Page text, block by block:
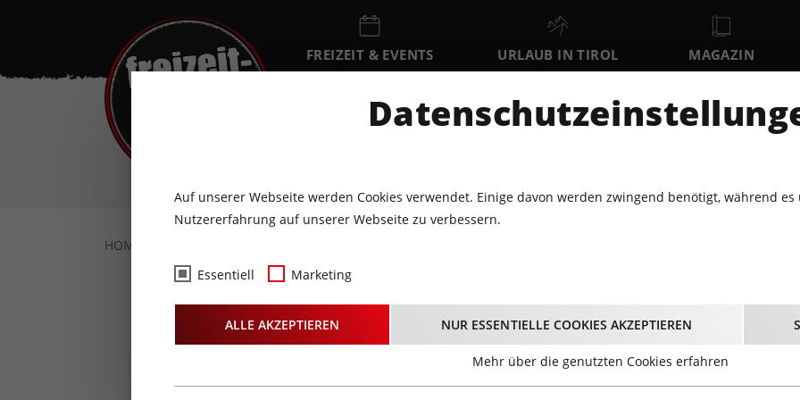
FREIZEIT & EVENTS URLAUB IN TIROL MAGAZIN
EVENTKALENDER
SA SO MO 11
HOME
Fotos- Volbeat
Innsbruck
Auf unserer Webseite werden Cookies verwendet. Einige davon werden zwingend benötigt, während
Nutzererfahrung auf unserer Webseite zu verbessern.
Essentiell Marketing
ALLE AKZEPTIEREN NUR ESSENTIELLE COOKIES AKZEPTIEREN
Mehr über die genutzten Cookies erfahren